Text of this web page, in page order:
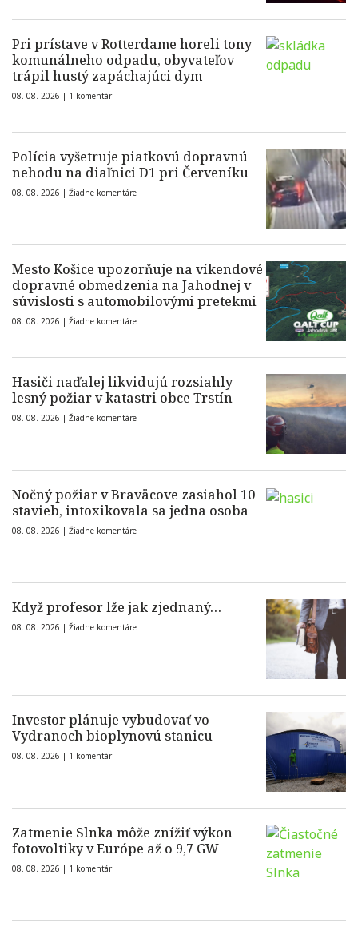
Pri prístave v Rotterdame horeli tony
komunálneho odpadu, obyvateľov
trápil hustý zapáchajúci dym
08. 08. 2026 | 1 komentár
Polícia vyšetruje piatkovú dopravnú
nehodu na diaľnici D1 pri Červeníku
08. 08. 2026 | Žiadne komentáre
Mesto Košice upozorňuje na víkendové
dopravné obmedzenia na Jahodnej v
súvislosti s automobilovými pretekmi
08. 08. 2026 | Žiadne komentáre
Hasiči naďalej likvidujú rozsiahly
lesný požiar v katastri obce Trstín
08. 08. 2026 | Žiadne komentáre
Nočný požiar v Braväcove zasiahol 10
stavieb, intoxikovala sa jedna osoba
08. 08. 2026 | Žiadne komentáre
Když profesor lže jak zjednaný…
08. 08. 2026 | Žiadne komentáre
Investor plánuje vybudovať vo
Vydranoch bioplynovú stanicu
08. 08. 2026 | 1 komentár
Zatmenie Slnka môže znížiť výkon
fotovoltiky v Európe až o 9,7 GW
08. 08. 2026 | 1 komentár